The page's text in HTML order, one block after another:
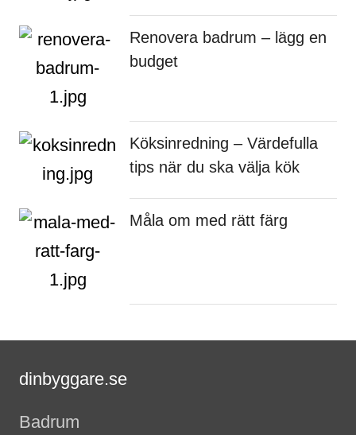
Renovera badrum – lägg en
budget
Köksinredning – Värdefulla
tips när du ska välja kök
Måla om med rätt färg
dinbyggare.se
Badrum